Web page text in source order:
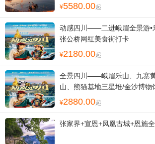
5580.00起
动感四川——二进峨眉全景游•
张公桥网红美食街打卡
2180.00起
全景四川——峨眉乐山、九寨
山、熊猫基地三星堆/金沙博物
2880.00起
张家界+宣恩+凤凰古城+恩施